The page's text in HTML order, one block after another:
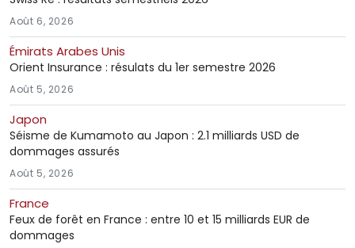
Août 6, 2026
Émirats Arabes Unis
Orient Insurance : résulats du 1er semestre 2026
Août 5, 2026
Japon
Séisme de Kumamoto au Japon : 2.1 milliards USD de
dommages assurés
Août 5, 2026
France
Feux de forêt en France : entre 10 et 15 milliards EUR de
dommages